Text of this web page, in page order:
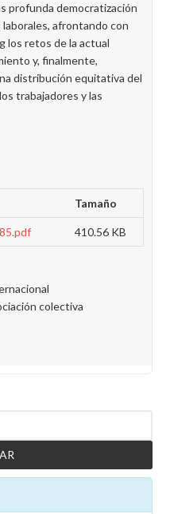
profunda democratización
afrontando con
los retos de la actual
y, finalmente,
distribución equitativa del
trabajadores y las
Tamaño
410.56 KB
colectiva